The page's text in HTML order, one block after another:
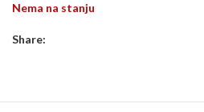
Nema na stanju
Share: